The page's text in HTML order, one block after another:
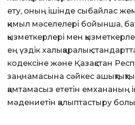
ету, оның ішінде сыбайлас
қимыл мәселелері бойынша,
қызметкерлері мен
ең үздік халықаралық
кодексіне және Қазақстан
заңнамасына сәйкес
қамтамасыз ететін емхананың
мәдениетін қалыптастыру